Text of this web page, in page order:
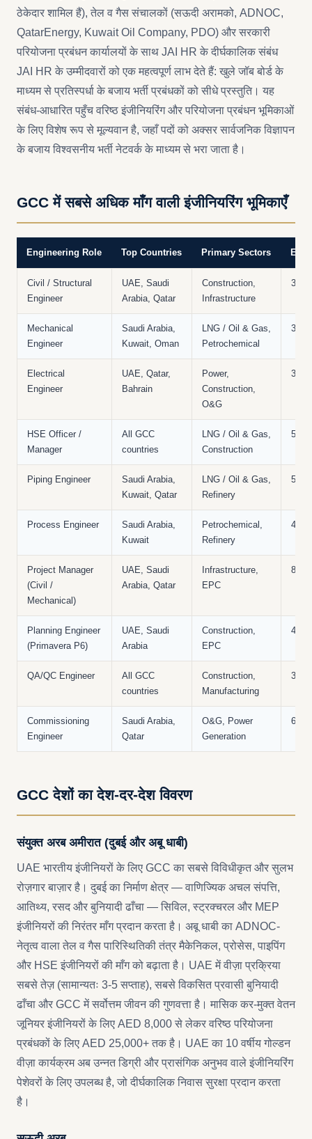
ठेकेदार शामिल हैं), तेल व गैस संचालकों (सऊदी अरामको, ADNOC,
QatarEnergy, Kuwait Oil Company, PDO) और सरकारी
परियोजना प्रबंधन कार्यालयों के साथ JAI HR के दीर्घकालिक संबंध
JAI HR के उम्मीदवारों को एक महत्वपूर्ण लाभ देते हैं: खुले जॉब बोर्ड के
माध्यम से प्रतिस्पर्धा के बजाय भर्ती प्रबंधकों को सीधे प्रस्तुति। यह
संबंध-आधारित पहुँच वरिष्ठ इंजीनियरिंग और परियोजना प्रबंधन भूमिकाओं
के लिए विशेष रूप से मूल्यवान है, जहाँ पदों को अक्सर सार्वजनिक विज्ञापन
के बजाय विश्वसनीय भर्ती नेटवर्क के माध्यम से भरा जाता है।
GCC में सबसे अधिक माँग वाली इंजीनियरिंग भूमिकाएँ
Engineering Role Top Countries Primary Sectors
Civil / Structural
Engineer
UAE, Saudi
Arabia, Qatar
Construction,
Infrastructure
Mechanical
Engineer
Saudi Arabia,
Kuwait, Oman
LNG / Oil & Gas,
Petrochemical
Electrical
Engineer
UAE, Qatar,
Bahrain
Power,
Construction,
O&G
HSE Officer /
Manager
All GCC
countries
LNG / Oil & Gas,
Construction
Piping Engineer
Saudi Arabia,
Kuwait, Qatar
LNG / Oil & Gas,
Refinery
Process Engineer
Saudi Arabia,
Kuwait
Petrochemical,
Refinery
Project Manager
(Civil /
Mechanical)
UAE, Saudi
Arabia, Qatar
Infrastructure,
EPC
Planning Engineer
(Primavera P6)
UAE, Saudi
Arabia
Construction,
EPC
QA/QC Engineer
All GCC
countries
Construction,
Manufacturing
Commissioning
Engineer
Saudi Arabia,
Qatar
O&G, Power
Generation
GCC देशों का देश-दर-देश विवरण
संयुक्त अरब अमीरात (दुबई और अबू धाबी)
UAE भारतीय इंजीनियरों के लिए GCC का सबसे विविधीकृत और सुलभ
रोज़गार बाज़ार है। दुबई का निर्माण क्षेत्र — वाणिज्यिक अचल संपत्ति,
आतिथ्य, रसद और बुनियादी ढाँचा — सिविल, स्ट्रक्चरल और MEP
इंजीनियरों की निरंतर माँग प्रदान करता है। अबू धाबी का ADNOC-
नेतृत्व वाला तेल व गैस पारिस्थितिकी तंत्र मैकेनिकल, प्रोसेस, पाइपिंग
और HSE इंजीनियरों की माँग को बढ़ाता है। UAE में वीज़ा प्रक्रिया
सबसे तेज़ (सामान्यतः 3-5 सप्ताह), सबसे विकसित प्रवासी बुनियादी
ढाँचा और GCC में सर्वोत्तम जीवन की गुणवत्ता है। मासिक कर-मुक्त वेतन
जूनियर इंजीनियरों के लिए AED 8,000 से लेकर वरिष्ठ परियोजना
प्रबंधकों के लिए AED 25,000+ तक है। UAE का 10 वर्षीय गोल्डन
वीज़ा कार्यक्रम अब उन्नत डिग्री और प्रासंगिक अनुभव वाले इंजीनियरिंग
पेशेवरों के लिए उपलब्ध है, जो दीर्घकालिक निवास सुरक्षा प्रदान करता
है।